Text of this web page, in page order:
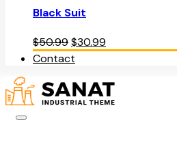
Black Suit
$50.99Original
price
$50.99.
$30.99
price
$30.99.
Contact